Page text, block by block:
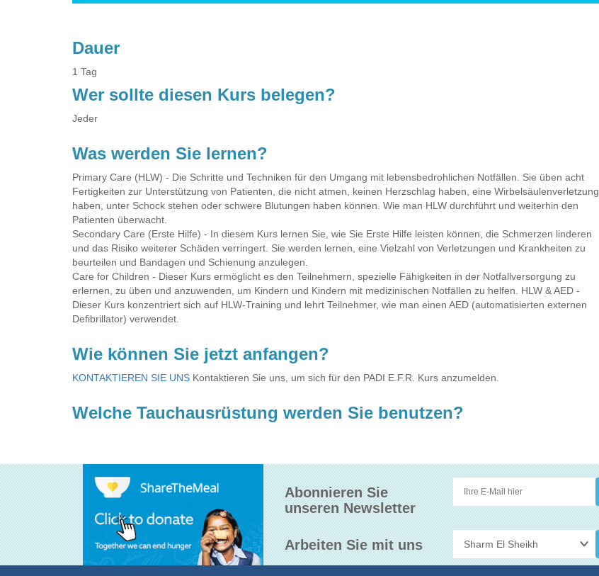
Dauer
1 Tag
Wer sollte diesen Kurs belegen?
Jeder
Was werden Sie lernen?
Primary Care (HLW) - Die Schritte und Techniken für den Umgang mit lebensbedrohlichen Notfällen. Sie üben acht
Fertigkeiten zur Unterstützung von Patienten, die nicht atmen, keinen Herzschlag haben, eine Wirbelsäulenverletzung
haben, unter Schock stehen oder schwere Blutungen haben können. Wie man HLW durchführt und weiterhin den
Patienten überwacht.
Secondary Care (Erste Hilfe) - In diesem Kurs lernen Sie, wie Sie Erste Hilfe leisten können, die Schmerzen linderen
und das Risiko weiterer Schäden verringert. Sie werden lernen, eine Vielzahl von Verletzungen und Krankheiten zu
beurteilen und Bandagen und Schienung anzulegen.
Care for Children - Dieser Kurs ermöglicht es den Teilnehmern, spezielle Fähigkeiten in der Notfallversorgung zu
erlernen, zu üben und anzuwenden, um Kindern und Kindern mit medizinischen Notfällen zu helfen. HLW & AED -
Dieser Kurs konzentriert sich auf HLW-Training und lehrt Teilnehmer, wie man einen AED (automatisierten externen
Defibrillator) verwendet.
Wie können Sie jetzt anfangen?
KONTAKTIEREN SIE UNS Kontaktieren Sie uns, um sich für den PADI E.F.R. Kurs anzumelden.
Welche Tauchausrüstung werden Sie benutzen?
Abonnieren Sie
unseren Newsletter
Arbeiten Sie mit uns